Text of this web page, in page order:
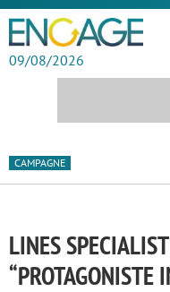
09/08/2026
CAMPAGNE
LINES
“PROTAGONISTE